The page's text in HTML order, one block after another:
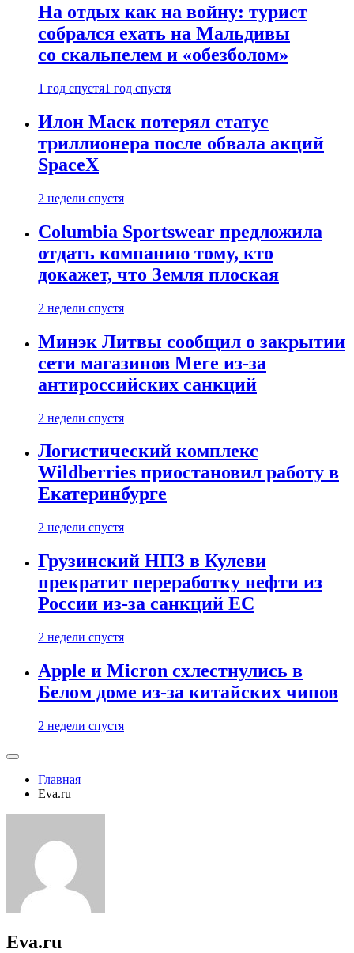
На отдых как на войну: турист
собрался ехать на Мальдивы
со скальпелем и «обезболом»
1 год спустя1 год спустя
Илон Маск потерял статус
триллионера после обвала акций
SpaceX
2 недели спустя
Columbia Sportswear предложила
отдать компанию тому, кто
докажет, что Земля плоская
2 недели спустя
Минэк Литвы сообщил о закрытии
сети магазинов Mere из-за
антироссийских санкций
2 недели спустя
Логистический комплекс
Wildberries приостановил работу в
Екатеринбурге
2 недели спустя
Грузинский НПЗ в Кулеви
прекратит переработку нефти из
России из-за санкций ЕС
2 недели спустя
Apple и Micron схлестнулись в
Белом доме из-за китайских чипов
2 недели спустя
Главная
Eva.ru
Eva.ru